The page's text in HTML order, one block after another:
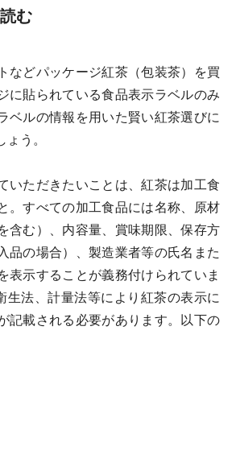
む
などパッケージ紅茶（包装茶）を買
に貼られている食品表示ラベルのみ
ベルの情報を用いた賢い紅茶選びに
う。
いただきたいことは、紅茶は加工食
。すべての加工食品には名称、原材
含む）、内容量、賞味期限、保存方
品の場合）、製造業者等の氏名また
表示することが義務付けられていま
生法、計量法等により紅茶の表示に
記載される必要があります。以下の